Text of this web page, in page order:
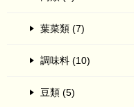
葉菜類 (7)
調味料 (10)
豆類 (5)